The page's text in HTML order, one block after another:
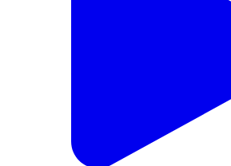
বারাবনী: নিয়ামতপুরে ডাঃ বিআর আম্বেদকরের